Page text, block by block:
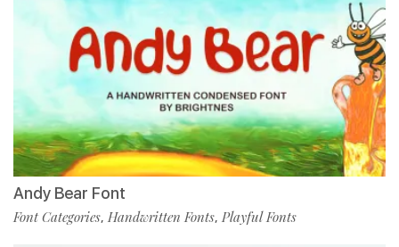
Andy Bear Font
Font Categories, Handwritten Fonts, Playful Fonts